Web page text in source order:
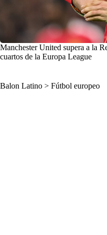
Manchester United supera a la
cuartos de la Europa League
Balon Latino > Fútbol europeo